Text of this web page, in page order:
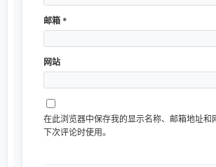
邮箱 *
网站
在此浏览器中保存我的显示名称、邮箱地址和
下次评论时使用。